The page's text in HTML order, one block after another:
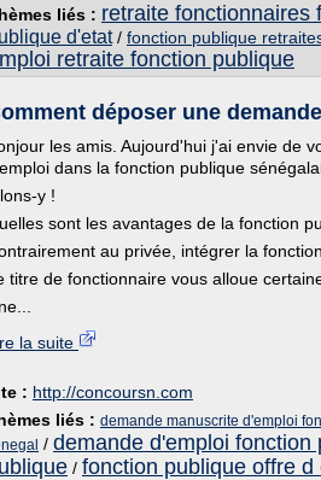
liés : retraite fonctionnaires
d'etat/ fonction publique
retraite fonction publique
déposer une
les amis. Aujourd'hui j'ai envie de
dans la fonction publique
y !
sont les avantages de la fonction
au privée, intégrer la
titre de fonctionnaire vous alloue
la suite
: http://concoursn.com
liés : demande manuscrite d'emploi
/ demande d'emploi fonction
/ fonction publique offre d